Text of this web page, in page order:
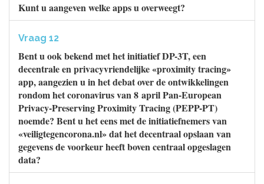
Kunt u aangeven welke apps u overweegt?
Vraag 12
Bent u ook bekend met het initiatief DP-3T, een
decentrale en privacyvriendelijke «proximity tracing»
app, aangezien u in het debat over de ontwikkelingen
rondom het coronavirus van 8 april Pan-European
Privacy-Preserving Proximity Tracing (PEPP-PT)
noemde? Bent u het eens met de initiatiefnemers van
«veiligtegencorona.nl» dat het decentraal opslaan van
gegevens de voorkeur heeft boven centraal opgeslagen
data?